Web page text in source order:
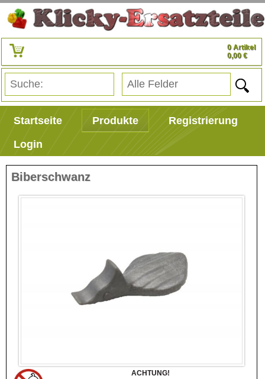
0 Artikel
0,00 €
Startseite Produkte
Registrierung
Login
Biberschwanz
ACHTUNG!